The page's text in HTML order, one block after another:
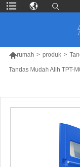
rumah > produk >
Tandas Mudah Alih TPT-